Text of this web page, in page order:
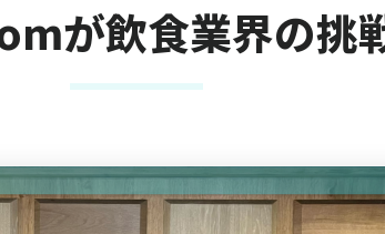
が飲食業界の挑